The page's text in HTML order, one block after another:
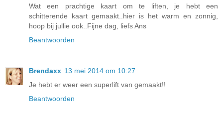
Wat een prachtige kaart om te liften, je hebt een
schitterende kaart gemaakt..hier is het warm en zonnig,
hoop bij jullie ook..Fijne dag, liefs Ans
Beantwoorden
Brendaxx 13 mei 2014 om 10:27
Je hebt er weer een superlift van gemaakt!!
Beantwoorden